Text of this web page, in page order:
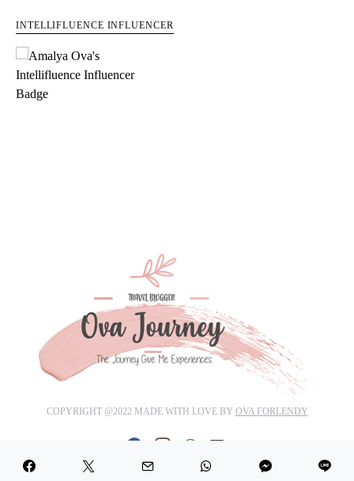
INTELLIFLUENCE INFLUENCER
COPYRIGHT @2022 MADE WITH LOVE BY OVA FORLENDY